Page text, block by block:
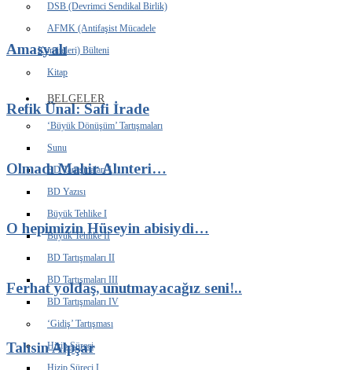
DSB (Devrimci Sendikal Birlik)
AFMK (Antifaşist Mücadele
Komiteleri) Bülteni
Kitap
BELGELER
‘Büyük Dönüşüm’ Tartışmaları
Sunu
BD Tartışmaları I
BD Yazısı
Büyük Tehlike I
Büyük Tehlike II
BD Tartışmaları II
BD Tartışmaları III
BD Tartışmaları IV
‘Gidiş’ Tartışması
Hizip Süreci
Hizip Süreci I
Amasyalı
Refik Ünal: Safi İrade
Olmadı Mahir Alınteri…
O hepimizin Hüseyin abisiydi…
Ferhat yoldaş, unutmayacağız seni!..
Tahsin Alpşar